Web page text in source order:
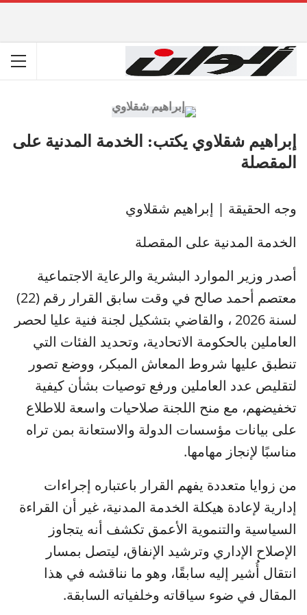
إبراهيم شقلاوي يكتب: الخدمة المدنية على
المقصلة
وجه الحقيقة | إبراهيم شقلاوي
الخدمة المدنية على المقصلة
أصدر وزير الموارد البشرية والرعاية الاجتماعية
معتصم أحمد صالح في وقت سابق القرار رقم (22)
لسنة 2026 ، والقاضي بتشكيل لجنة فنية عليا لحصر
العاملين بالحكومة الاتحادية، وتحديد الفئات التي
تنطبق عليها شروط المعاش المبكر، ووضع تصور
لتقليص عدد العاملين ورفع توصيات بشأن كيفية
تخفيضهم، مع منح اللجنة صلاحيات واسعة للاطلاع
على بيانات مؤسسات الدولة والاستعانة بمن تراه
مناسبًا لإنجاز مهامها.
من زوايا متعددة يفهم القرار باعتباره إجراءات
إدارية لإعادة هيكلة الخدمة المدنية، غير أن القراءة
السياسية والتنموية الأعمق تكشف أنه يتجاوز
الإصلاح الإداري وترشيد الإنفاق، ليتصل بمسار
انتقال أُشير إليه سابقًا، وهو ما نناقشه في هذا
المقال في ضوء سياقاته وخلفياته السابقة.